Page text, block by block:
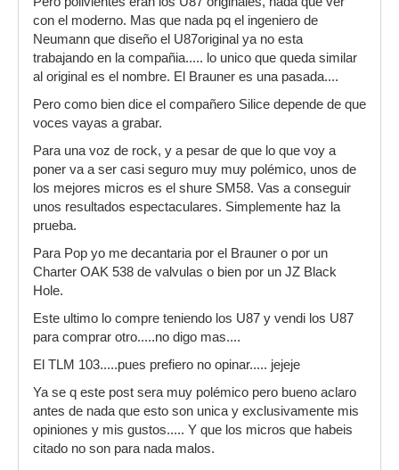
con el moderno. Mas que nada pq el ingeniero de
Neumann que diseño el U87original ya no esta
trabajando en la compañia..... lo unico que queda similar
al original es el nombre. El Brauner es una pasada....
Pero como bien dice el compañero Silice depende de que
voces vayas a grabar.
Para una voz de rock, y a pesar de que lo que voy a
poner va a ser casi seguro muy muy polémico, unos de
los mejores micros es el shure SM58. Vas a conseguir
unos resultados espectaculares. Simplemente haz la
prueba.
Para Pop yo me decantaria por el Brauner o por un
Charter OAK 538 de valvulas o bien por un JZ Black
Hole.
Este ultimo lo compre teniendo los U87 y vendi los U87
para comprar otro.....no digo mas....
El TLM 103.....pues prefiero no opinar..... jejeje
Ya se q este post sera muy polémico pero bueno aclaro
antes de nada que esto son unica y exclusivamente mis
opiniones y mis gustos..... Y que los micros que habeis
citado no son para nada malos.